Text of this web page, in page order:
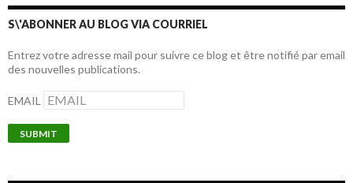
S\'ABONNER AU BLOG VIA COURRIEL
Entrez votre adresse mail pour suivre ce blog et être notifié par email
des nouvelles publications.
EMAIL